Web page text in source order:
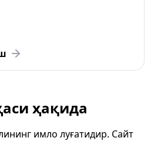
ҳақида
имло луғатидир. Сайт